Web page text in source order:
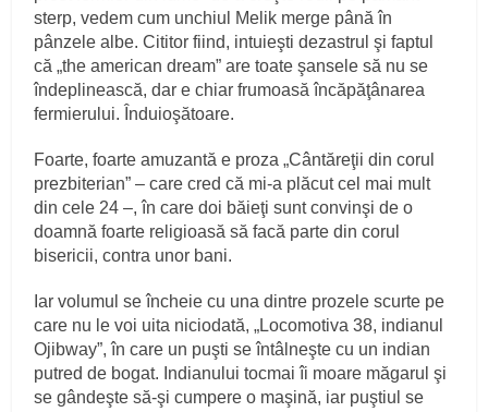
sterp, vedem cum unchiul Melik merge până în
pânzele albe. Cititor fiind, intuieşti dezastrul şi faptul
că „the american dream” are toate şansele să nu se
îndeplinească, dar e chiar frumoasă încăpăţânarea
fermierului. Înduioşătoare.
Foarte, foarte amuzantă e proza „Cântăreţii din corul
prezbiterian” – care cred că mi-a plăcut cel mai mult
din cele 24 –, în care doi băieţi sunt convinşi de o
doamnă foarte religioasă să facă parte din corul
bisericii, contra unor bani.
Iar volumul se încheie cu una dintre prozele scurte pe
care nu le voi uita niciodată, „Locomotiva 38, indianul
Ojibway”, în care un puşti se întâlneşte cu un indian
putred de bogat. Indianului tocmai îi moare măgarul şi
se gândeşte să-şi cumpere o maşină, iar puştiul se